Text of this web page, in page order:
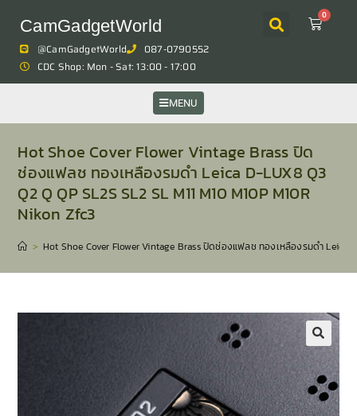
CamGadgetWorld
0
@CamGadgetWorld
087-0790552
CDC Shop: Mon - Sat: 13:00 - 17:00
MENU
Hot Shoe Cover Flower Vintage Brass ปิด
ช่องแฟลช ทองเหลืองรมดำ Leica D-LUX8 Q3
Q2 Q QP SL2S SL2 SL M11 M10 M10P M10R
Nikon Zfc3
> Hot Shoe Cover Flower Vintage Brass ปิดช่องแฟลช ทองเหลืองรมดำ Leica
🔍